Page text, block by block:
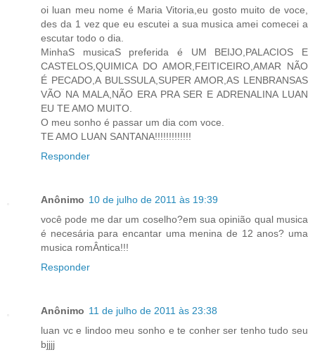
oi luan meu nome é Maria Vitoria,eu gosto muito de voce,
des da 1 vez que eu escutei a sua musica amei comecei a
escutar todo o dia.
MinhaS musicaS preferida é UM BEIJO,PALACIOS E
CASTELOS,QUIMICA DO AMOR,FEITICEIRO,AMAR NÃO
É PECADO,A BULSSULA,SUPER AMOR,AS LENBRANSAS
VÃO NA MALA,NÃO ERA PRA SER E ADRENALINA LUAN
EU TE AMO MUITO.
O meu sonho é passar um dia com voce.
TE AMO LUAN SANTANA!!!!!!!!!!!!!
Responder
Anônimo 10 de julho de 2011 às 19:39
você pode me dar um coselho?em sua opinião qual musica
é necesária para encantar uma menina de 12 anos? uma
musica romÂntica!!!
Responder
Anônimo 11 de julho de 2011 às 23:38
luan vc e lindoo meu sonho e te conher ser tenho tudo seu
bjjjj